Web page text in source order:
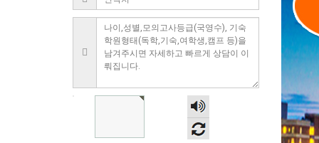
숫자
듣기